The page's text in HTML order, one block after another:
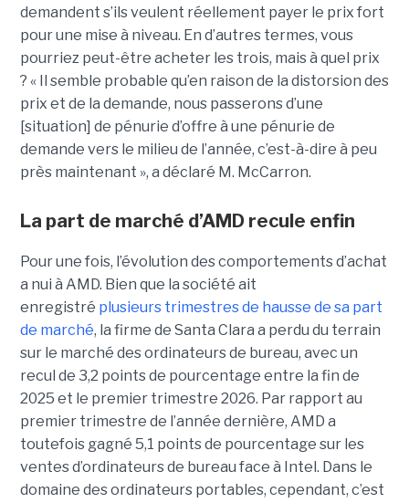
demandent s’ils veulent réellement payer le prix fort
pour une mise à niveau. En d’autres termes, vous
pourriez peut-être acheter les trois, mais à quel prix
? « Il semble probable qu’en raison de la distorsion des
prix et de la demande, nous passerons d’une
[situation] de pénurie d’offre à une pénurie de
demande vers le milieu de l’année, c’est-à-dire à peu
près maintenant », a déclaré M. McCarron.
La part de marché d’AMD recule enfin
Pour une fois, l’évolution des comportements d’achat
a nui à AMD. Bien que la société ait
enregistré plusieurs trimestres de hausse de sa part
de marché, la firme de Santa Clara a perdu du terrain
sur le marché des ordinateurs de bureau, avec un
recul de 3,2 points de pourcentage entre la fin de
2025 et le premier trimestre 2026. Par rapport au
premier trimestre de l’année dernière, AMD a
toutefois gagné 5,1 points de pourcentage sur les
ventes d’ordinateurs de bureau face à Intel. Dans le
domaine des ordinateurs portables, cependant, c’est